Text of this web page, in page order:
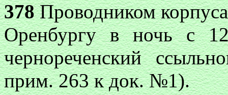
378Проводником
Оренбургу в ночь с
чернореченский
прим. 263 к док. №1).